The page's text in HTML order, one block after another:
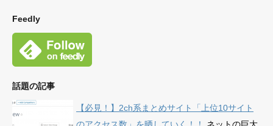
Feedly
話題の記事
【必見！】2ch系まとめサイト「上位10サイト
のアクセス数」を晒していく！！
ネットの巨大